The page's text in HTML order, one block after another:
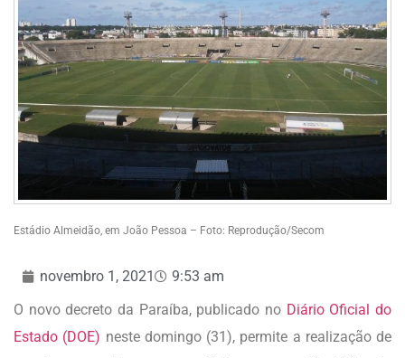
Estádio Almeidão, em João Pessoa – Foto: Reprodução/Secom
novembro 1, 2021
9:53 am
O novo decreto da Paraíba, publicado no Diário Oficial do
Estado (DOE) neste domingo (31), permite a realização de